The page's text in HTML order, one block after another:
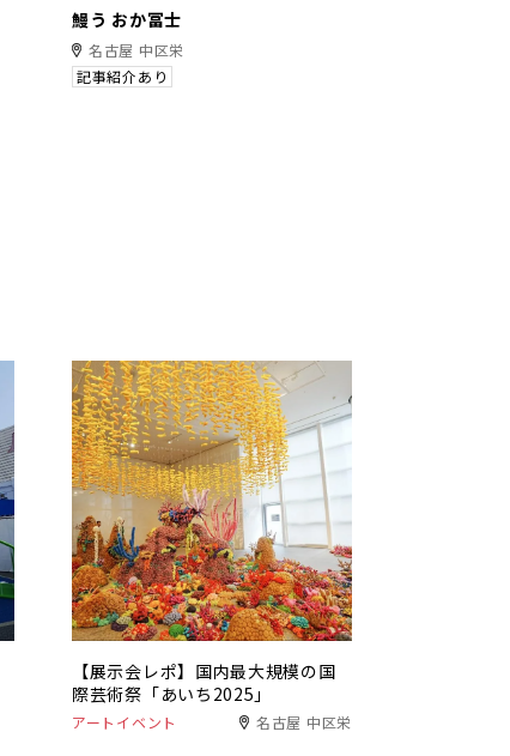
鰻う おか冨士
名古屋 中区栄
記事紹介あり
【展示会レポ】国内最大規模の国
際芸術祭「あいち2025」
アートイベント 名古屋 中区栄